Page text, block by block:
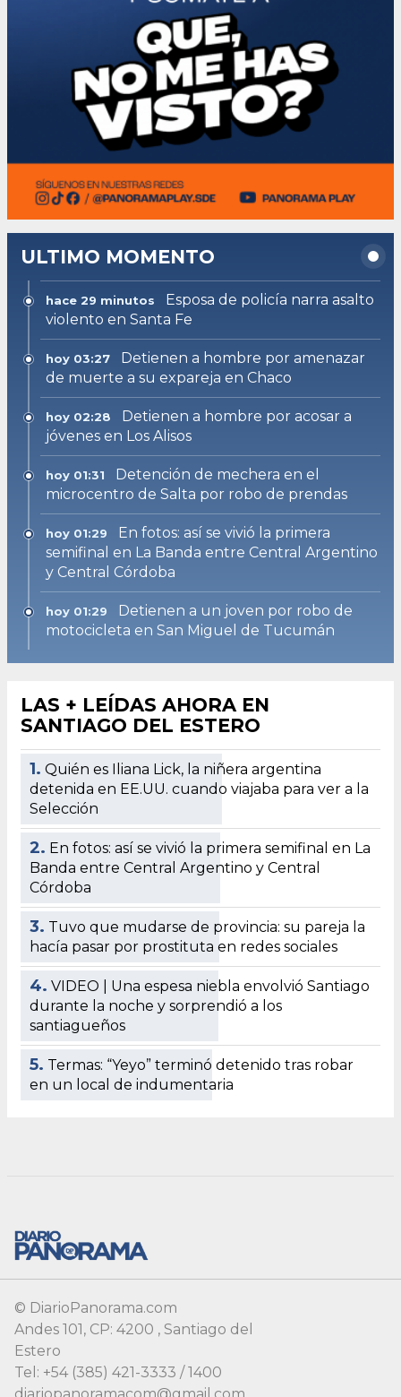
© DiarioPanorama.com
Andes 101, CP: 4200 , Santiago del
Estero
Tel: +54 (385) 421-3333 / 1400
diariopanoramacom@gmail.com